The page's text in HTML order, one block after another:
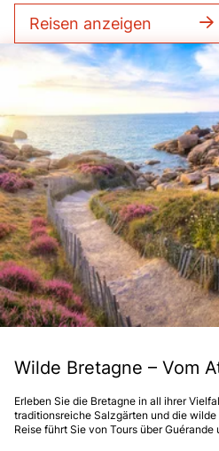
Reisen anzeigen
Erleben Sie die Bretagne in all ihrer
traditionsreiche Salzgärten und die
Reise führt Sie von Tours über Guérande
Granitküste, nach Saint-Malo und zum